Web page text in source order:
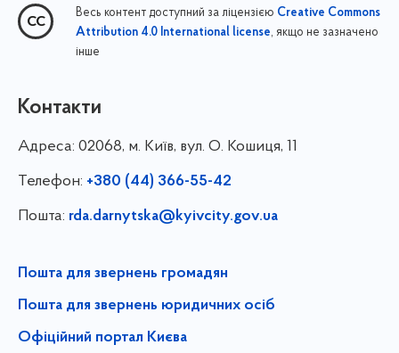
Весь контент доступний за ліцензією Creative Commons
Attribution 4.0 International license, якщо не зазначено
інше
Контакти
Адреса: 02068, м. Київ, вул. О. Кошиця, 11
Телефон: +380 (44) 366-55-42
Пошта: rda.darnytska@kyivcity.gov.ua
Пошта для звернень громадян
Пошта для звернень юридичних осіб
Офіційний портал Києва